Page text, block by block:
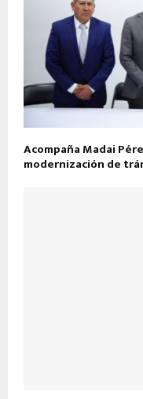
Acompaña Madai
modernización de